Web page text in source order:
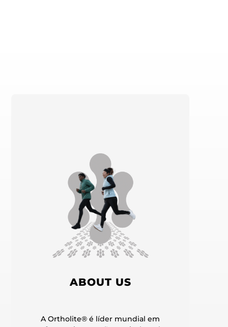
ABOUT US
A Ortholite® é líder mundial em